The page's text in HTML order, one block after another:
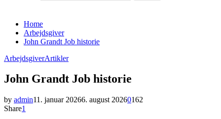
Home
Arbejdsgiver
John Grandt Job historie
ArbejdsgiverArtikler
John Grandt Job historie
by admin11. januar 20266. august 20260162
Share1